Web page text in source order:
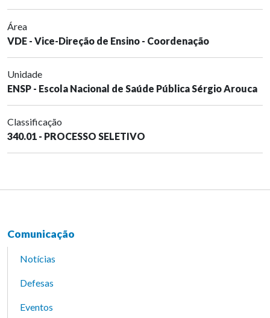
Área
VDE - Vice-Direção de Ensino - Coordenação
Unidade
ENSP - Escola Nacional de Saúde Pública Sérgio Arouca
Classificação
340.01 - PROCESSO SELETIVO
Comunicação
Notícias
Defesas
Eventos